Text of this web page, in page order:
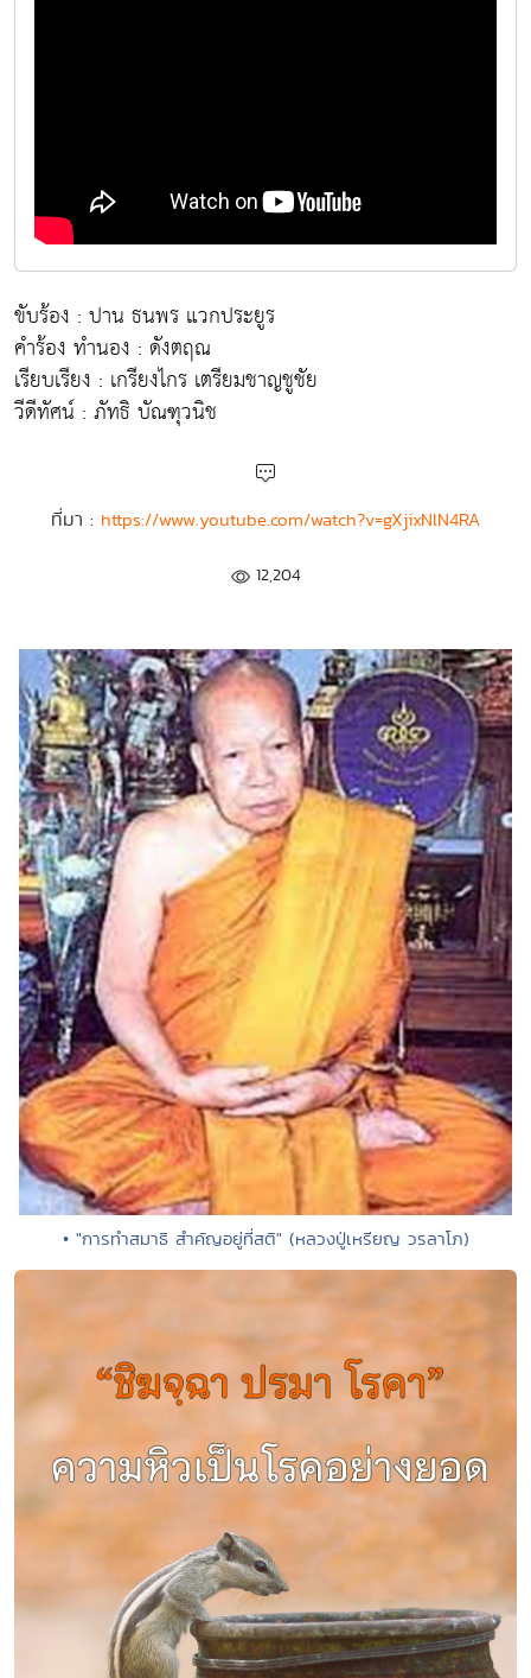
ขับร้อง : ปาน ธนพร แวกประยูร
คำร้อง ทำนอง : ดังตฤณ
เรียบเรียง : เกรียงไกร เตรียมชาญชูชัย
วีดีทัศน์ : ภัทธิ บัณฑุวนิช
ที่มา : https://www.youtube.com/watch?v=gXjixNlN4RA
12,204
• "การทำสมาธิ สำคัญอยู่ที่สติ" (หลวงปู่เหรียญ วรลาโภ)